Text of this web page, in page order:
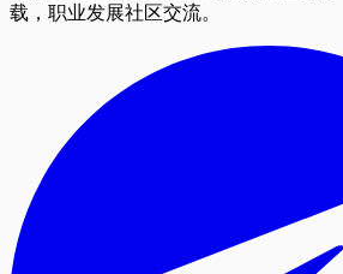
载，职业发展社区交流。